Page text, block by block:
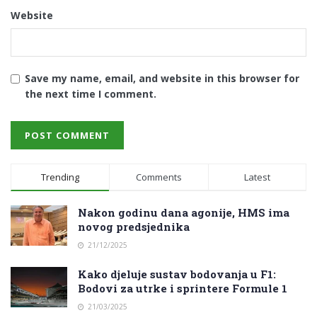
Website
Save my name, email, and website in this browser for
the next time I comment.
Trending Comments Latest
Nakon godinu dana agonije, HMS ima
novog predsjednika
21/12/2025
Kako djeluje sustav bodovanja u F1:
Bodovi za utrke i sprintere Formule 1
21/03/2025